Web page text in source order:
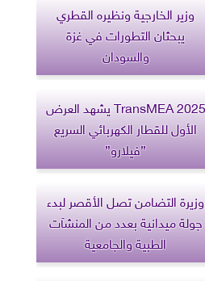
وزير الخارجية ونظيره القطري
يبحثان التطورات في غزة
والسودان
TransMEA 2025 يشهد العرض
الأول للقطار الكهربائي السريع
”فيلارو”
وزيرة التضامن تصل الأقصر لبدء
جولة ميدانية بعدد من المنشآت
الطبية والجامعية